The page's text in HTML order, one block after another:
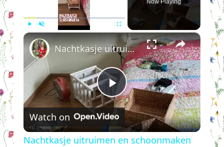
Now Playing
×
Play
Video
Nachtkasje uitruimen en schoonmaken
Watch on
Nachtkasje uitruimen en schoonmaken